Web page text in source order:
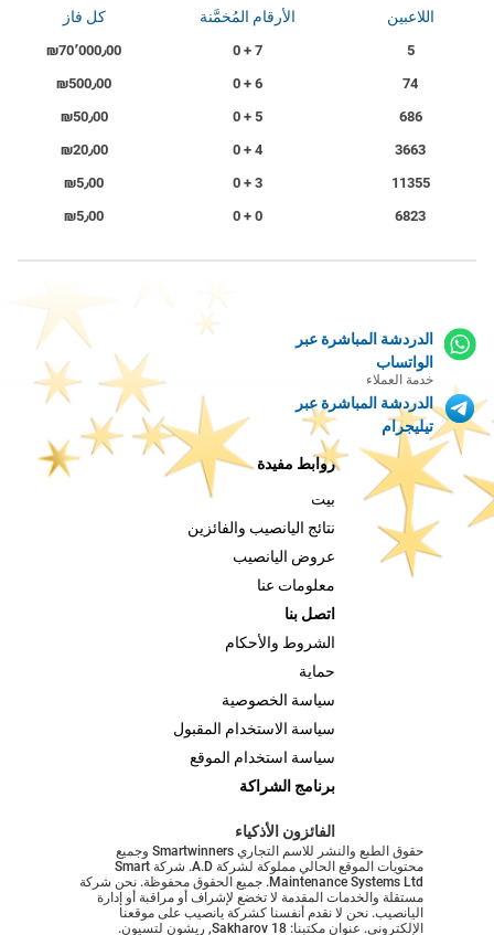
اللاعبين الأرقام المُخمَّنة كل فاز
5
74
686
3663
11355
6823
7 + 0
6 + 0
5 + 0
4 + 0
3 + 0
0 + 0
₪70٬000٫00
₪500٫00
₪50٫00
₪20٫00
₪5٫00
₪5٫00
الدردشة المباشرة عبر
الواتساب
خدمة العملاء
الدردشة المباشرة عبر
تيليجرام
روابط مفيدة
بيت
نتائج اليانصيب والفائزين
عروض اليانصيب
معلومات عنا
اتصل بنا
الشروط والأحكام
حماية
سياسة الخصوصية
سياسة الاستخدام المقبول
سياسة استخدام الموقع
برنامج الشراكة
الفائزون الأذكياء
حقوق الطبع والنشر للاسم التجاري Smartwinners وجميع
محتويات الموقع الحالي مملوكة لشركة A.D. شركة Smart
Maintenance Systems Ltd. جميع الحقوق محفوظة. نحن شركة
مستقلة والخدمات المقدمة لا تخضع لإشراف أو مراقبة أو إدارة
اليانصيب. نحن لا نقدم أنفسنا كشركة يانصيب على موقعنا
الإلكتروني. عنوان مكتبنا: Sakharov 18, ريشون لتسيون.